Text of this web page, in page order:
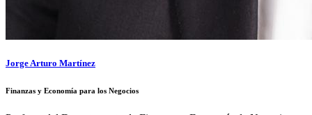
Jorge Arturo Martínez
Finanzas y Economía para los Negocios